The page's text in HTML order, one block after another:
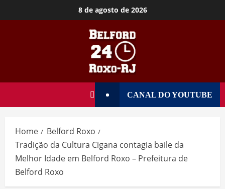
8 de agosto de 2026
CANAL DO YOUTUBE
Home
Belford Roxo
Tradição da Cultura Cigana contagia baile da
Melhor Idade em Belford Roxo – Prefeitura de
Belford Roxo